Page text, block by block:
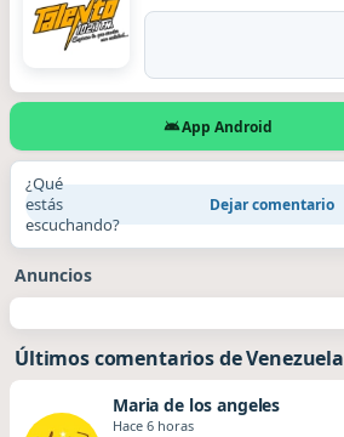
App Android
¿Qué
estás
escuchando?
Dejar comentario
Anuncios
Últimos comentarios de Venezuela
Maria de los angeles
Hace 6 horas